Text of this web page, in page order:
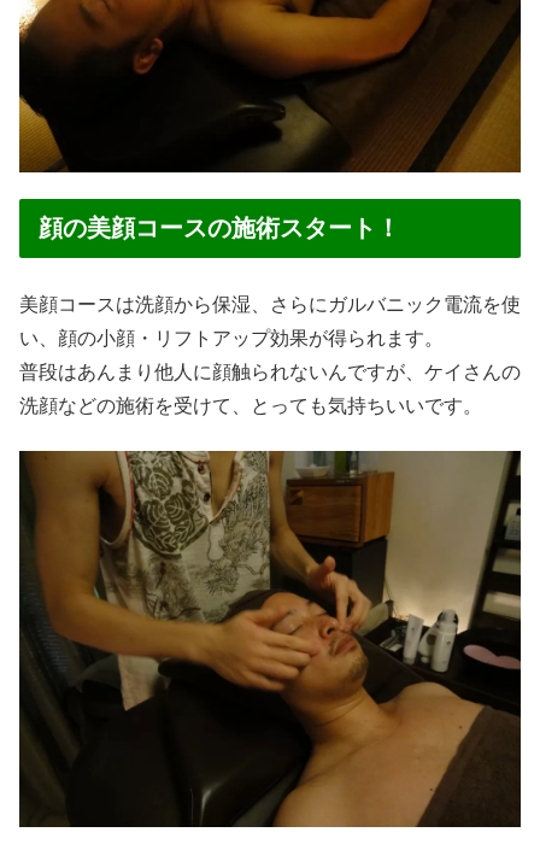
顔の美顔コースの施術スタート！
美顔コースは洗顔から保湿、さらにガルバニック電流を使
い、顔の小顔・リフトアップ効果が得られます。
普段はあんまり他人に顔触られないんですが、ケイさんの
洗顔などの施術を受けて、とっても気持ちいいです。